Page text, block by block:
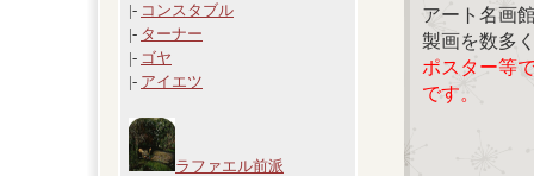
|- コンスタブル
|- ターナー
|- ゴヤ
|- アイエツ
ラファエル前派
アート名画
製画を数多
ポスター等
です。